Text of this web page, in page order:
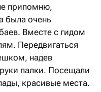
припомню,
была очень
Вместе с гидом
Передвигаться
надев
палки. Посещали
красивые места.